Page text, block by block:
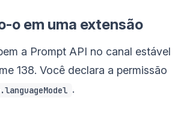
o em uma extensão
a Prompt API no canal estável
138. Você declara a permissão
.